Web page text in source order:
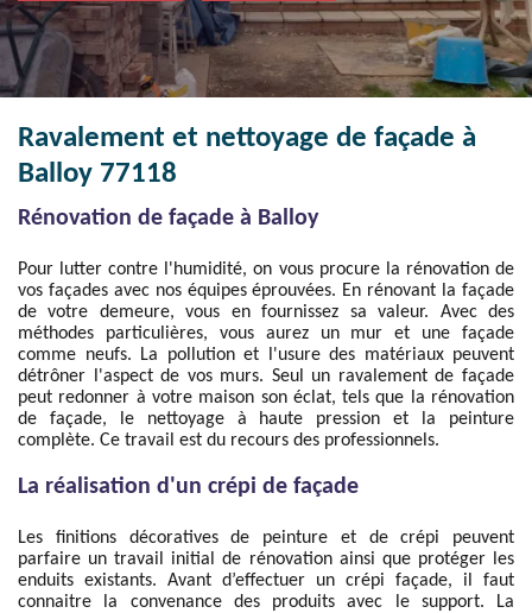
Ravalement et nettoyage de façade à
Balloy 77118
Rénovation de façade à Balloy
Pour lutter contre l'humidité, on vous procure la rénovation de
vos façades avec nos équipes éprouvées. En rénovant la façade
de votre demeure, vous en fournissez sa valeur. Avec des
méthodes particulières, vous aurez un mur et une façade
comme neufs. La pollution et l'usure des matériaux peuvent
détrôner l'aspect de vos murs. Seul un ravalement de façade
peut redonner à votre maison son éclat, tels que la rénovation
de façade, le nettoyage à haute pression et la peinture
complète. Ce travail est du recours des professionnels.
La réalisation d'un crépi de façade
Les finitions décoratives de peinture et de crépi peuvent
parfaire un travail initial de rénovation ainsi que protéger les
enduits existants. Avant d’effectuer un crépi façade, il faut
connaitre la convenance des produits avec le support. La